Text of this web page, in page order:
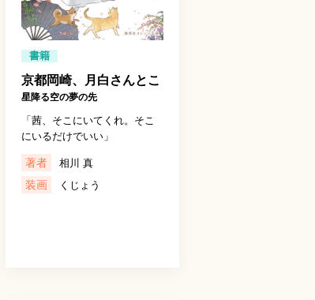
書籍
京都岡崎、月白さんとこ
星降る空の夢の先
「茜、そこにいてくれ。そこ
にいるだけでいい」
著者 相川 真
装画 くじょう